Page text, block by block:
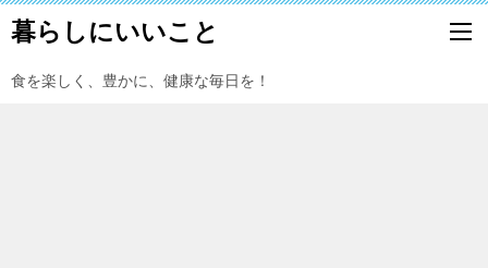
暮らしにいいこと
食を楽しく、豊かに、健康な毎日を！